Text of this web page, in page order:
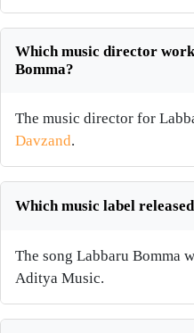
Which music director
Bomma?
The music director for
Davzand.
Which music label
The song Labbaru Bomma
Aditya Music.